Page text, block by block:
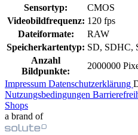
Sensortyp:
CMOS
Videobildfrequenz: 120 fps
Dateiformate:
RAW
Speicherkartentyp: SD, SDHC,
Anzahl
Bildpunkte:
2000000
Impressum Datenschutzerklärung
Nutzungsbedingungen
Shops
a brand of